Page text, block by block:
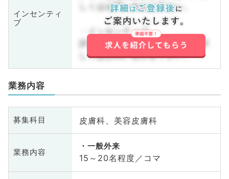
インセンティ
ブ
しくはお問い合わせ下さい。
・インセンティブ
詳しくはお問い合わせ下さい。詳
しくはお問い合わせ下さい。
業務内容
募集科目 皮膚科、美容皮膚科
業務内容
一般外来
15～20名程度／コマ